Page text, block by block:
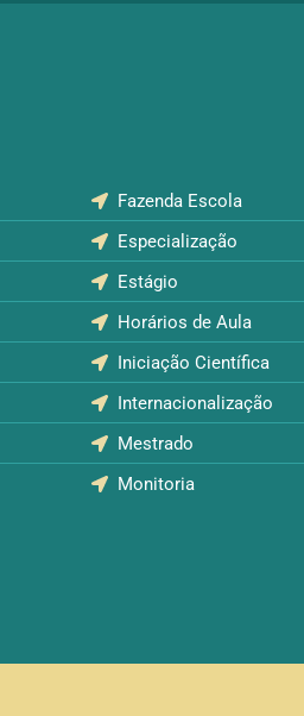
Fazenda Escola
Especialização
Estágio
Horários de Aula
Iniciação Científica
Internacionalização
Mestrado
Monitoria